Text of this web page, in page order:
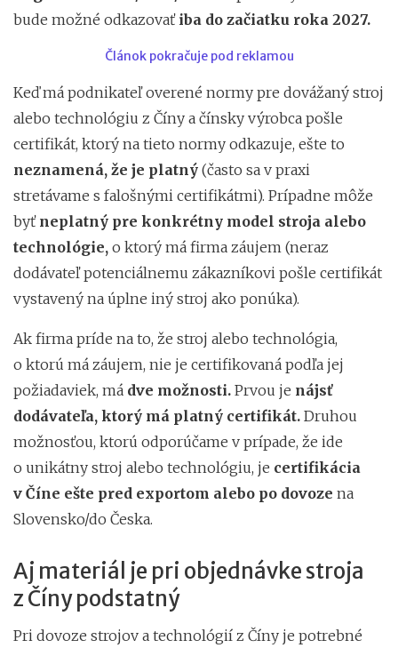
bude možné odkazovať iba do začiatku roka 2027.
Článok pokračuje pod reklamou
Keď má podnikateľ overené normy pre dovážaný stroj
alebo technológiu z Číny a čínsky výrobca pošle
certifikát, ktorý na tieto normy odkazuje, ešte to
neznamená, že je platný (často sa v praxi
stretávame s falošnými certifikátmi). Prípadne môže
byť neplatný pre konkrétny model stroja alebo
technológie, o ktorý má firma záujem (neraz
dodávateľ potenciálnemu zákazníkovi pošle certifikát
vystavený na úplne iný stroj ako ponúka).
Ak firma príde na to, že stroj alebo technológia,
o ktorú má záujem, nie je certifikovaná podľa jej
požiadaviek, má dve možnosti. Prvou je nájsť
dodávateľa, ktorý má platný certifikát. Druhou
možnosťou, ktorú odporúčame v prípade, že ide
o unikátny stroj alebo technológiu, je certifikácia
v Číne ešte pred exportom alebo po dovoze na
Slovensko/do Česka.
Aj materiál je pri objednávke stroja
z Číny podstatný
Pri dovoze strojov a technológií z Číny je potrebné